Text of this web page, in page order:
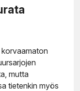
mutta
tietenkin myös